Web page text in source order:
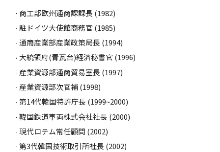
商工部欧州通商課課長 (1982)
駐ドイツ大使館商務官 (1985)
通商産業部産業政策局長 (1994)
大統領府(青瓦台)経済秘書官 (1996)
産業資源部通商貿易室長 (1997)
産業資源部次官補 (1998)
第14代韓国特許庁長 (1999~2000)
韓国鉄道車両株式会社社長 (2000)
現代ロテム常任顧問 (2002)
第3代韓国技術取引所社長 (2002)